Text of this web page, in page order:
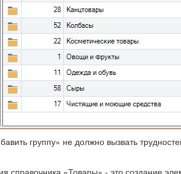
группу» не должно вызвать
«Товары» - это создание